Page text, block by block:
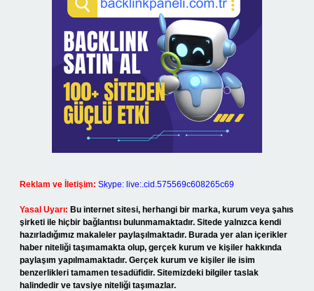
Reklam ve İletişim: Skype: live:.cid.575569c608265c69
Yasal Uyarı: Bu internet sitesi, herhangi bir marka, kurum veya şahıs
şirketi ile hiçbir bağlantısı bulunmamaktadır. Sitede yalnızca kendi
hazırladığımız makaleler paylaşılmaktadır. Burada yer alan içerikler
haber niteliği taşımamakta olup, gerçek kurum ve kişiler hakkında
paylaşım yapılmamaktadır. Gerçek kurum ve kişiler ile isim
benzerlikleri tamamen tesadüfidir. Sitemizdeki bilgiler taslak
halindedir ve tavsiye niteliği taşımazlar.